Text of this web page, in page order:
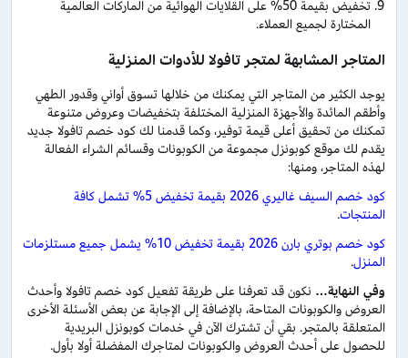
تخفيض بقيمة 50% على القلايات الهوائية من الماركات العالمية
المختارة لجميع العملاء.
المتاجر المشابهة لمتجر تافولا للأدوات المنزلية
يوجد الكثير من المتاجر التي يمكنك من خلالها تسوق أواني وقدور الطهي
وأطقم المائدة والأجهزة المنزلية المختلفة بتخفيضات وعروض متنوعة
تمكنك من تحقيق أعلى قيمة توفير، وكما قدمنا لك كود خصم تافولا جديد
يقدم لك موقع كوبونزل مجموعة من الكوبونات وقسائم الشراء الفعالة
لهذه المتاجر، ومنها:
كود خصم السيف غاليري 2026 بقيمة تخفيض 5% تشمل كافة
المنتجات.
كود خصم بوتري بارن 2026 بقيمة تخفيض 10% يشمل جميع مستلزمات
المنزل.
وفي النهاية… نكون قد تعرفنا على طريقة تفعيل كود خصم تافولا وأحدث
العروض والكوبونات المتاحة، بالإضافة إلى الإجابة عن بعض الأسئلة الأخرى
المتعلقة بالمتجر. بقي أن تشترك الآن في خدمات كوبونزل البريدية
للحصول على أحدث العروض والكوبونات لمتاجرك المفضلة أولا بأول.